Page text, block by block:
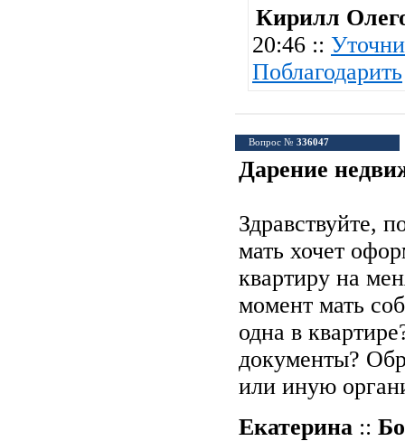
Кирилл
20:46 ::
Поблагодарить
Вопрос № 336047
Дарение
Здравствуйте,
мать хочет
квартиру на
момент мать
одна в
документы?
или иную
Екатерина ::